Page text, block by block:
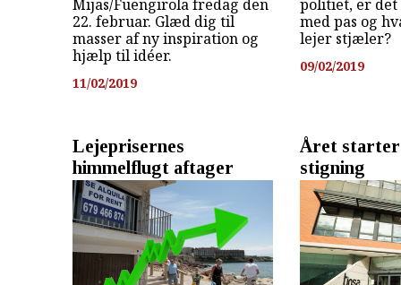
Mijas/Fuengirola fredag den
22. februar. Glæd dig til
masser af ny inspiration og
hjælp til idéer.
11/02/2019
politiet, er
med pas og
lejer stjæler?
09/02/2019
Lejeprisernes
himmelflugt aftager
Året starter
stigning